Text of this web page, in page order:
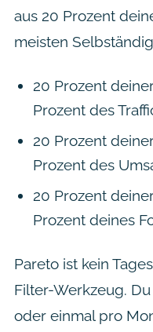
aus 20 Prozent
meisten
20 Prozent
Prozent des
20 Prozent
Prozent des
20 Prozent
Prozent deines
Pareto ist kein
Filter-Werkzeug.
oder einmal pro